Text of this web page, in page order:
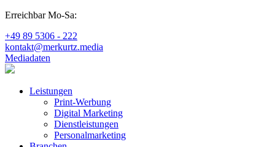
Erreichbar Mo-Sa:
+49 89 5306 - 222
kontakt@merkurtz.media
Mediadaten
Leistungen
Print-Werbung
Digital Marketing
Dienstleistungen
Personalmarketing